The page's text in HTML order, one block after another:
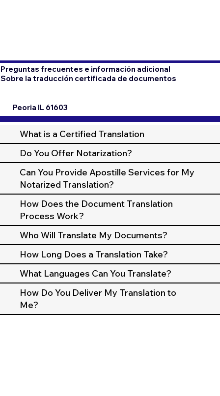
Preguntas frecuentes e información adicional
Sobre la traducción certificada de documentos
Peoria IL 61603
What is a Certified Translation
Do You Offer Notarization?
Can You Provide Apostille Services for My
Notarized Translation?
How Does the Document Translation
Process Work?
Who Will Translate My Documents?
How Long Does a Translation Take?
What Languages Can You Translate?
How Do You Deliver My Translation to
Me?